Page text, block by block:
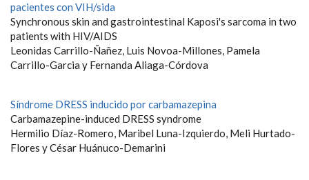
pacientes con VIH/sida
Synchronous skin and gastrointestinal Kaposi's sarcoma in two
patients with HIV/AIDS
Leonidas Carrillo-Ñañez, Luis Novoa-Millones, Pamela
Carrillo-Garcia y Fernanda Aliaga-Córdova
Síndrome DRESS inducido por carbamazepina
Carbamazepine-induced DRESS syndrome
Hermilio Díaz-Romero, Maribel Luna-Izquierdo, Meli Hurtado-
Flores y César Huánuco-Demarini